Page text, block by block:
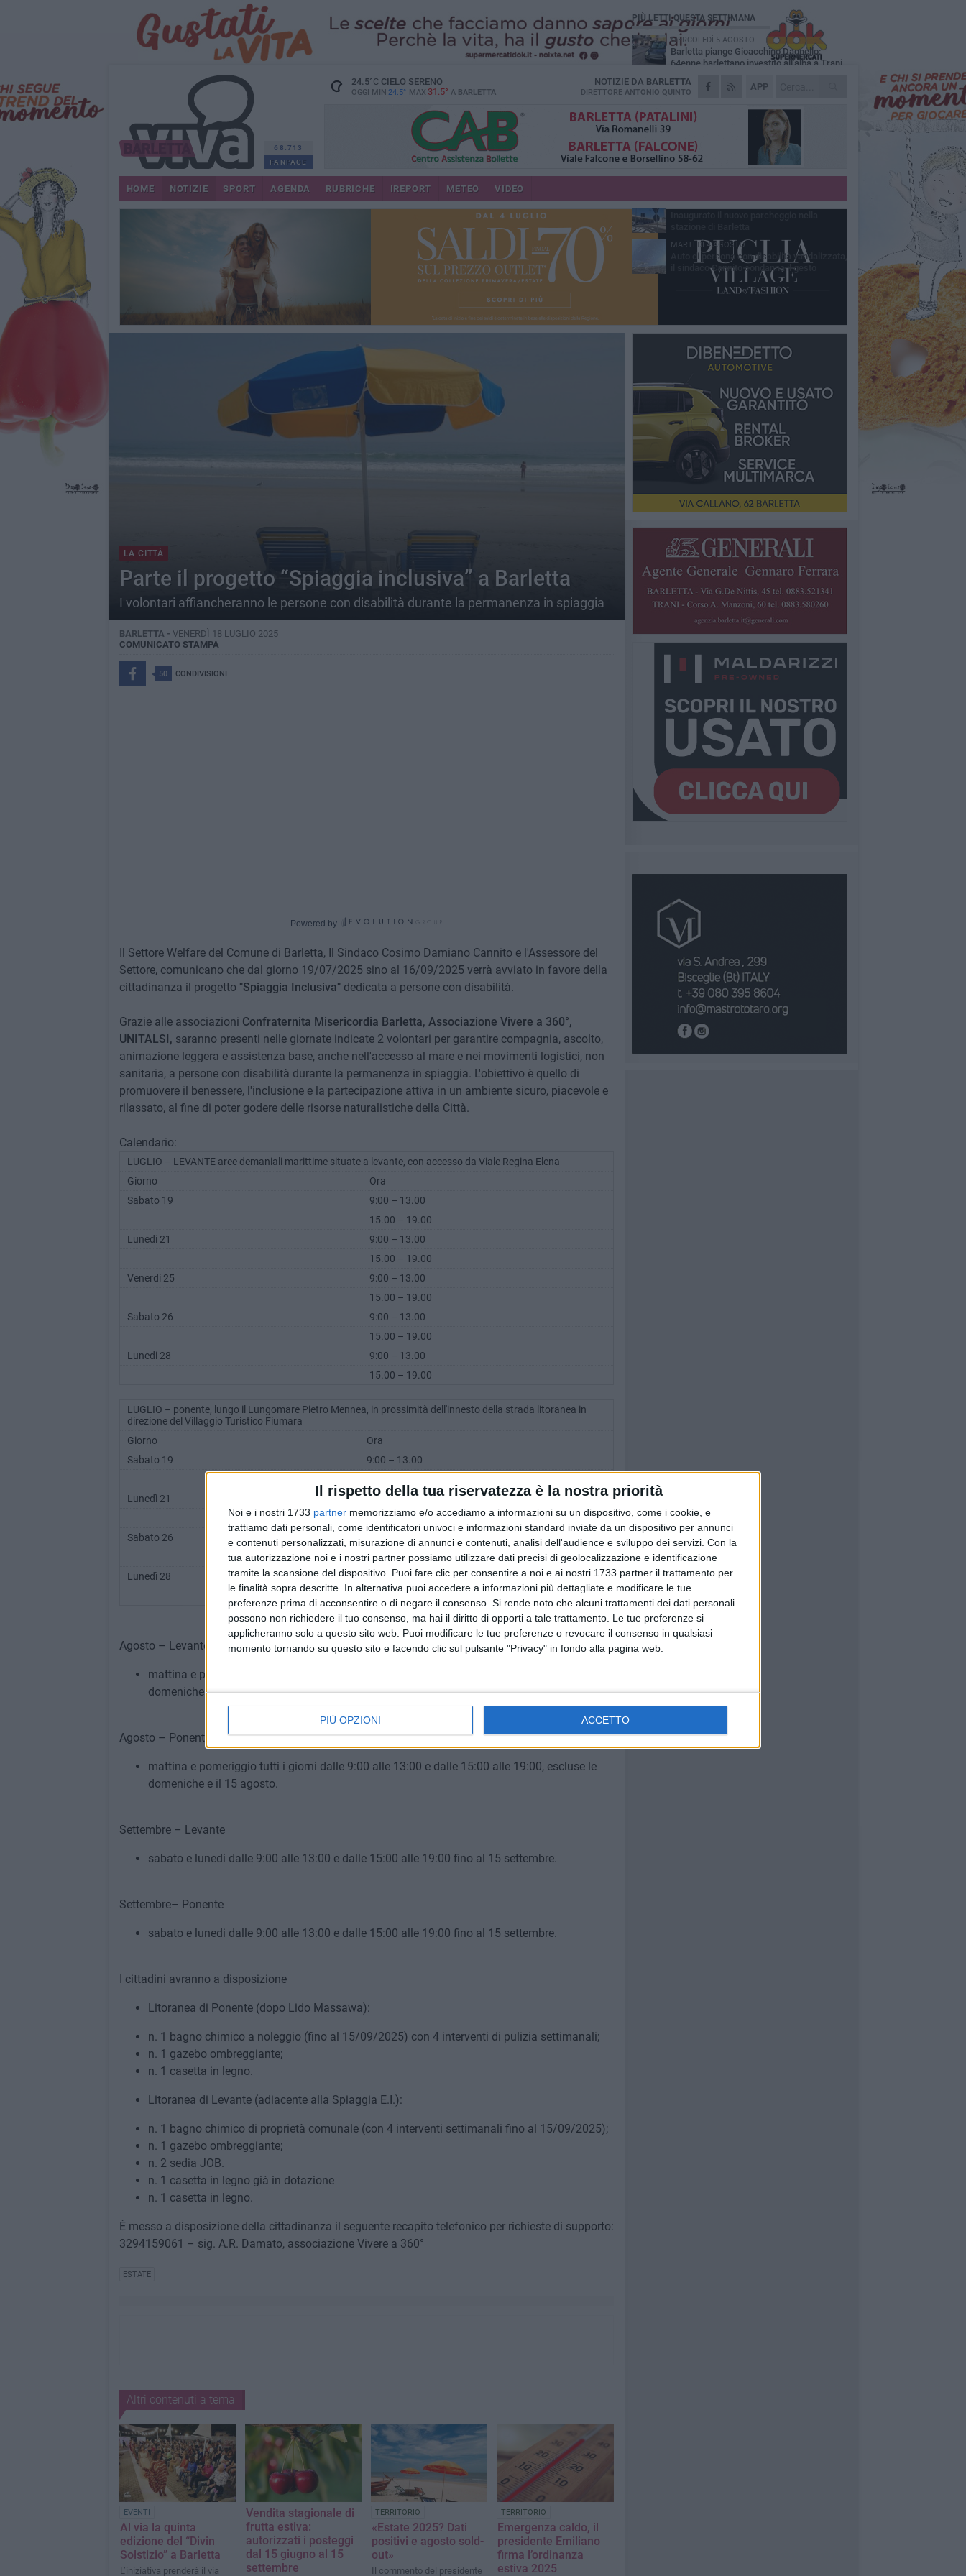
Il rispetto della tua riservatezza è la nostra priorità
Noi e i nostri 1733 partner memorizziamo e/o accediamo a informazioni su un dispositivo, come i cookie, e
trattiamo dati personali, come identificatori univoci e informazioni standard inviate da un dispositivo per annunci
e contenuti personalizzati, misurazione di annunci e contenuti, analisi dell'audience e sviluppo dei servizi. Con la
tua autorizzazione noi e i nostri partner possiamo utilizzare dati precisi di geolocalizzazione e identificazione
tramite la scansione del dispositivo. Puoi fare clic per consentire a noi e ai nostri 1733 partner il trattamento per
le finalità sopra descritte. In alternativa puoi accedere a informazioni più dettagliate e modificare le tue
preferenze prima di acconsentire o di negare il consenso. Si rende noto che alcuni trattamenti dei dati personali
possono non richiedere il tuo consenso, ma hai il diritto di opporti a tale trattamento. Le tue preferenze si
applicheranno solo a questo sito web. Puoi modificare le tue preferenze o revocare il consenso in qualsiasi
momento tornando su questo sito e facendo clic sul pulsante "Privacy" in fondo alla pagina web.
PIÙ OPZIONI ACCETTO
68.713
FANPAGE
24.5°CCIELO SERENO
OGGI MIN 24.5° MAX 31.5° A BARLETTA
APP
NOTIZIE DA BARLETTA
DIRETTORE ANTONIO QUINTO
HOME NOTIZIE SPORT AGENDA RUBRICHE IREPORT METEO VIDEO
LA CITTÀ
Parte il progetto “Spiaggia inclusiva” a Barletta
I volontari affiancheranno le persone con disabilità durante la permanenza in spiaggia
BARLETTA - VENERDÌ 18 LUGLIO 2025
COMUNICATO STAMPA
50 CONDIVISIONI
Powered by
Il Settore Welfare del Comune di Barletta, Il Sindaco Cosimo Damiano Cannito e l'Assessore del
Settore, comunicano che dal giorno 19/07/2025 sino al 16/09/2025 verrà avviato in favore della
cittadinanza il progetto "Spiaggia Inclusiva​"dedicata a persone con disabilità.
Grazie alle associazioni Confraternita Misericordia Barletta, Associazione Vivere a 360°,
UNITALSI, saranno presenti nelle giornate indicate 2 volontari per garantire compagnia, ascolto,
animazione leggera e assistenza base, anche nell'accesso al mare e nei movimenti logistici, non
sanitaria, a persone con disabilità durante la permanenza in spiaggia. L'obiettivo è quello di
promuovere il benessere, l'inclusione e la partecipazione attiva in un ambiente sicuro, piacevole e
rilassato, al fine di poter godere delle risorse naturalistiche della Città.
Calendario:
LUGLIO – LEVANTE aree demaniali marittime situate a levante, con accesso da Viale Regina Elena
Giorno
Ora
Sabato 19
9:00 – 13.00
15.00 – 19.00
Lunedi 21
9:00 – 13.00
15.00 – 19.00
Venerdi 25
9:00 – 13.00
15.00 – 19.00
Sabato 26
9:00 – 13.00
15.00 – 19.00
Lunedi 28
9:00 – 13.00
15.00 – 19.00
LUGLIO – ponente, lungo il Lungomare Pietro Mennea, in prossimità dell'innesto della strada litoranea in
direzione del Villaggio Turistico Fiumara
Giorno
Ora
Sabato 19
9:00 – 13.00
Lunedì 21
9:00 – 13.00
15.00 – 19.00
Sabato 26
9:00 – 13.00
15.00 – 19.00
Lunedì 28
9:00 – 13.00
15.00 – 19.00
Agosto – Levante
mattina e pomeriggio tutti i giorni dalle 9:00 alle 13:00 e dalle 15:00 alle 19:00, escluse le
domeniche e il 15 agosto.
Agosto – Ponente
mattina e pomeriggio tutti i giorni dalle 9:00 alle 13:00 e dalle 15:00 alle 19:00, escluse le
domeniche e il 15 agosto.
Settembre – Levante
sabato e lunedi dalle 9:00 alle 13:00 e dalle 15:00 alle 19:00 fino al 15 settembre.
Settembre– Ponente
sabato e lunedi dalle 9:00 alle 13:00 e dalle 15:00 alle 19:00 fino al 15 settembre.
I cittadini avranno a disposizione
Litoranea di Ponente (dopo Lido Massawa):
n. 1 bagno chimico a noleggio (fino al 15/09/2025) con 4 interventi di pulizia settimanali;
n. 1 gazebo ombreggiante;
n. 1 casetta in legno.
Litoranea di Levante (adiacente alla Spiaggia E.I.):
n. 1 bagno chimico di proprietà comunale (con 4 interventi settimanali fino al 15/09/2025);
n. 1 gazebo ombreggiante;
n. 2 sedia JOB.
n. 1 casetta in legno già in dotazione
n. 1 casetta in legno.
È messo a disposizione della cittadinanza il seguente recapito telefonico per richieste di supporto:
3294159061 – sig. A.R. Damato, associazione Vivere a 360°
ESTATE
Altri contenuti a tema
EVENTI
Al via la quinta
edizione del “Divin
Solstizio” a Barletta
L’iniziativa prenderà il via
Vendita stagionale di
frutta estiva:
autorizzati i posteggi
dal 15 giugno al 15
settembre
TERRITORIO
«Estate 2025? Dati
positivi e agosto sold-
out»
Il commento del presidente
TERRITORIO
Emergenza caldo, il
presidente Emiliano
firma l’ordinanza
estiva 2025
PIÙ LETTI QUESTA SETTIMANA
MERCOLEDÌ 5 AGOSTO
Barletta piange Gioacchino Dagnello:
64enne barlettano investito all'alba a Trani
GIOVEDÌ 6 AGOSTO
Il ricordo di "Cecco", il benzinaio col
separavano dalla pensione»
MERCOLEDÌ 5 AGOSTO
Jova Summer Party, giovedì mattina
sopralluogo nell'area dell'evento
DOMENICA 2 AGOSTO
Beni confiscati alla mafia. Nasce il servizio
VENERDÌ 31 LUGLIO
MARTEDÌ 4 AGOSTO
Auto di persona con disabilità vandalizzata,
il sindaco Cannito condanna il gesto